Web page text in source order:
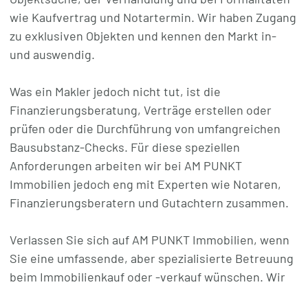
wie Kaufvertrag und Notartermin. Wir haben Zugang
zu exklusiven Objekten und kennen den Markt in-
und auswendig.
Was ein Makler jedoch nicht tut, ist die
Finanzierungsberatung, Verträge erstellen oder
prüfen oder die Durchführung von umfangreichen
Bausubstanz-Checks. Für diese speziellen
Anforderungen arbeiten wir bei AM PUNKT
Immobilien jedoch eng mit Experten wie Notaren,
Finanzierungsberatern und Gutachtern zusammen.
Verlassen Sie sich auf AM PUNKT Immobilien, wenn
Sie eine umfassende, aber spezialisierte Betreuung
beim Immobilienkauf oder -verkauf wünschen. Wir